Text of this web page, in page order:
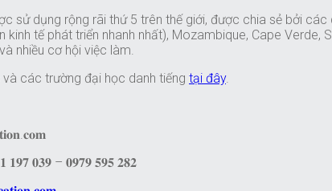
sử dụng rộng rãi thứ 5 trên thế giới, được chia sẻ bởi
kinh tế phát triển nhanh nhất), Mozambique, Cape
nhiều cơ hội việc làm.
các trường đại học danh tiếng tại đây.
𝟏𝟗𝟕 𝟎𝟑𝟗 – 𝟎𝟗𝟕𝟗 𝟓𝟗𝟓 𝟐𝟖𝟐